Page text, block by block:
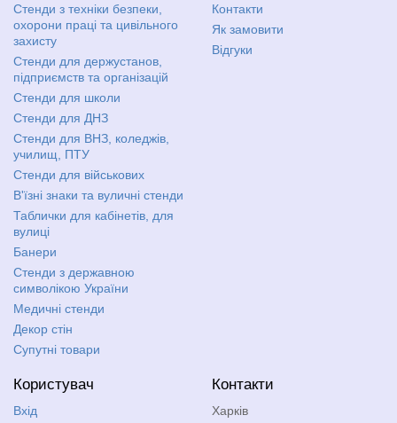
Стенди з техніки безпеки,
охорони праці та цивільного
захисту
Стенди для держустанов,
підприємств та організацій
Стенди для школи
Стенди для ДНЗ
Стенди для ВНЗ, коледжів,
училищ, ПТУ
Стенди для військових
В'їзні знаки та вуличні стенди
Таблички для кабінетів, для
вулиці
Банери
Стенди з державною
символікою України
Медичні стенди
Декор стін
Супутні товари
Контакти
Як замовити
Відгуки
Користувач
Вхід
Контакти
Харків